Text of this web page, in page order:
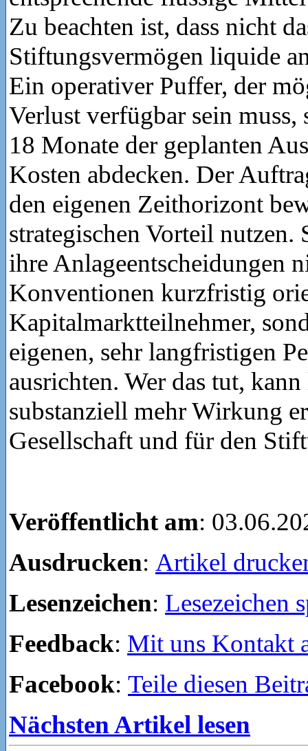
Zu beachten ist, dass nicht
Stiftungsvermögen liquide
Ein operativer Puffer, der
Verlust verfügbar sein muss,
18 Monate der geplanten
Kosten abdecken. Der
den eigenen Zeithorizont
strategischen Vorteil
ihre Anlageentscheidungen
Konventionen kurzfristig
Kapitalmarktteilnehmer,
eigenen, sehr langfristigen
ausrichten. Wer das tut,
substanziell mehr Wirkung
Gesellschaft und für den
Veröffentlicht am:
Ausdrucken: Artikel
Lesenzeichen: Lesezeichen
Feedback: Mit uns Kontakt
Facebook: Teile diesen
Nächsten Artikel lesen